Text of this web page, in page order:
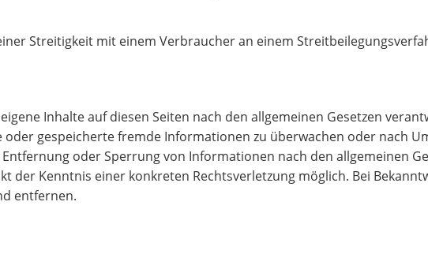
Streitigkeit mit einem Verbraucher an einem
Inhalte auf diesen Seiten nach den allgemeinen Gesetzen
gespeicherte fremde Informationen zu überwachen oder nach
oder Sperrung von Informationen nach den allgemeinen
der Kenntnis einer konkreten Rechtsverletzung möglich. Bei
entfernen.